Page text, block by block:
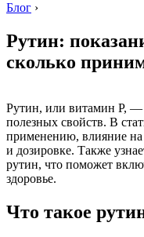
Блог ›
Рутин:
сколько
Рутин, или витамин P,
полезных свойств. В
применению, влияние на
и дозировке. Также
рутин, что поможет
здоровье.
Что такое